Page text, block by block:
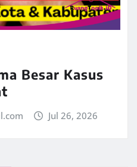
Besar Kasus
Jul 26, 2026